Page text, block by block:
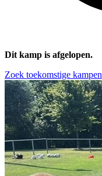
Dit kamp is afgelopen.
Zoek toekomstige kampen